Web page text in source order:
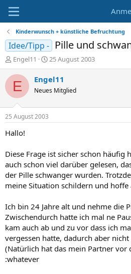
Kinderwunsch + künstliche Befruchtung
Idee/Tipp - Pille und
E
r
s
e
r
Engel11
E
r
s
e
t
25 August 2003
E Engel11
Neues Mitglied
25 August 2003
Hallo!
Diese Frage ist sicher schon häufig
auch schon viel darüber gelesen,
der Pille schwanger wurden.
meine Situation schildern und hoffe
Ich bin 24 Jahre alt und nehme die
Zwischendurch hatte ich mal ne
kam auch ab und zu vor dass ich
vergessen hatte, dadurch aber
(Natürlich hat das mein Partner vor
:whatever